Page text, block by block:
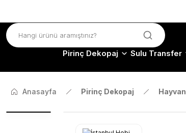
Pirinç Dekopaj Sulu Transfer
Anasayfa Pirinç Dekopaj